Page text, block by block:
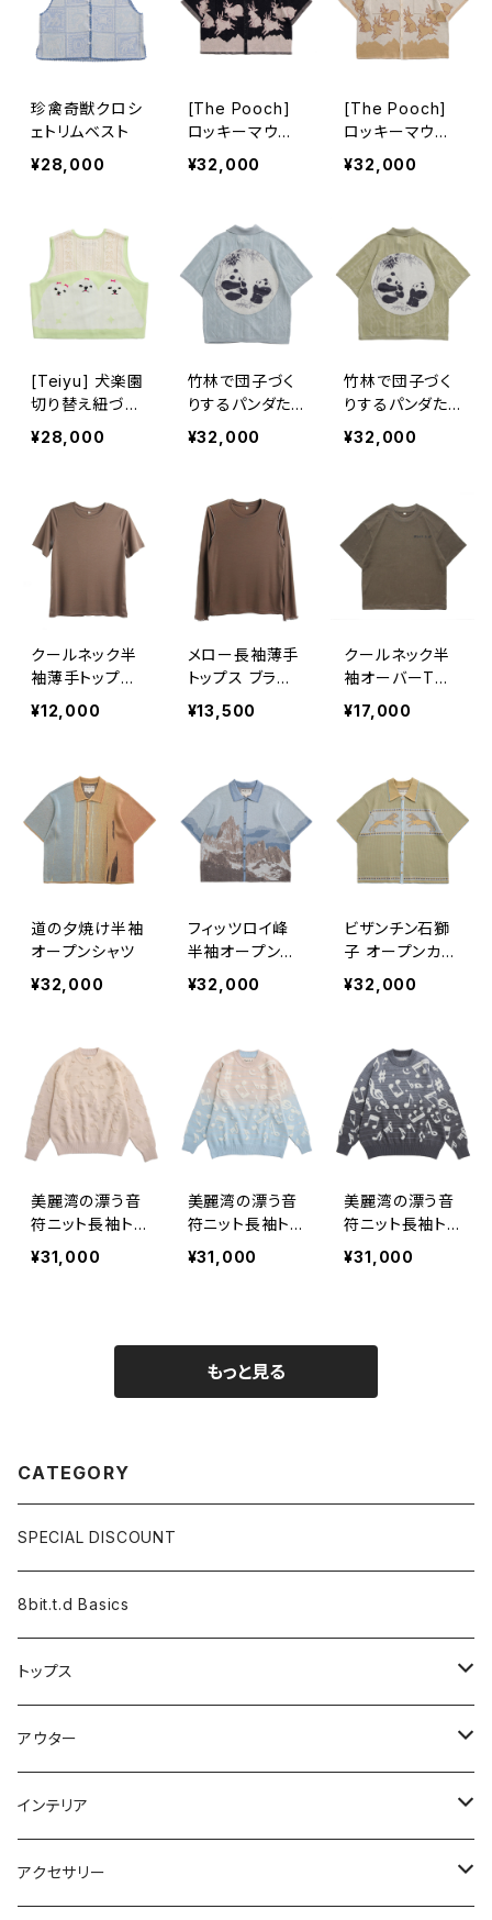
珍禽奇獣クロシ
ェトリムベスト
¥28,000
[The Pooch]
ロッキーマウン
テンエルフ ニッ
トショート丈オー
¥32,000
[The Pooch]
ロッキーマウン
テンエルフ ニッ
トショート丈オー
¥32,000
[Teiyu] 犬楽園
切り替え紐づき
ベスト
¥28,000
竹林で団子づく
りするパンダた
ち透かしニットオ
ープンシャツ 水
¥32,000
竹林で団子づく
りするパンダた
ち透かしニットオ
ープンシャツ 浅
¥32,000
クールネック半
袖薄手トップス
ブラウン
¥12,000
メロー長袖薄手
トップス ブラウ
ン
¥13,500
クールネック半
袖オーバーTシ
ャツ ダークグレ
¥17,000
道の夕焼け半袖
オープンシャツ
¥32,000
フィッツロイ峰
半袖オープンカ
ラーシャツ
¥32,000
ビザンチン石獅
子 オープンカラ
ーシャツ 緑
¥32,000
美麗湾の漂う音
符ニット長袖トッ
プス ベージュ
¥31,000
美麗湾の漂う音
符ニット長袖トッ
プス アーモンド
ブルー
¥31,000
美麗湾の漂う音
符ニット長袖トッ
プス ダークグレ
¥31,000
もっと見る
CATEGORY
SPECIAL DISCOUNT
8bit.t.d Basics
トップス
長袖
半袖
ベスト
アウター
カーディガン
ジャケット
インテリア
タペストリー
アクセサリー